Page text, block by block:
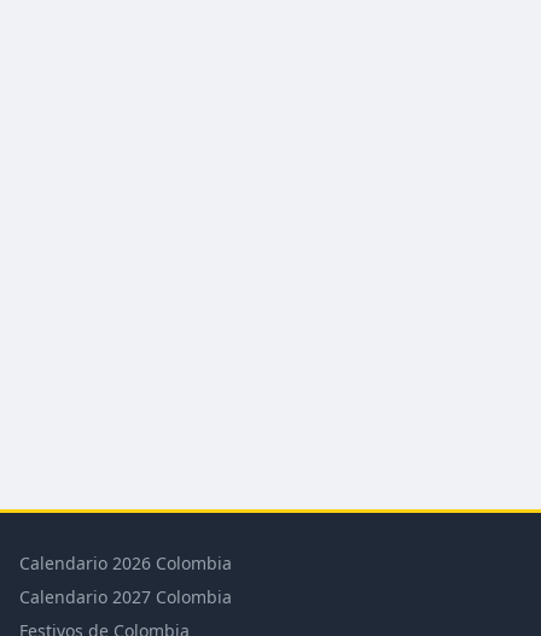
Calendario 2026 Colombia
Calendario 2027 Colombia
Festivos de Colombia